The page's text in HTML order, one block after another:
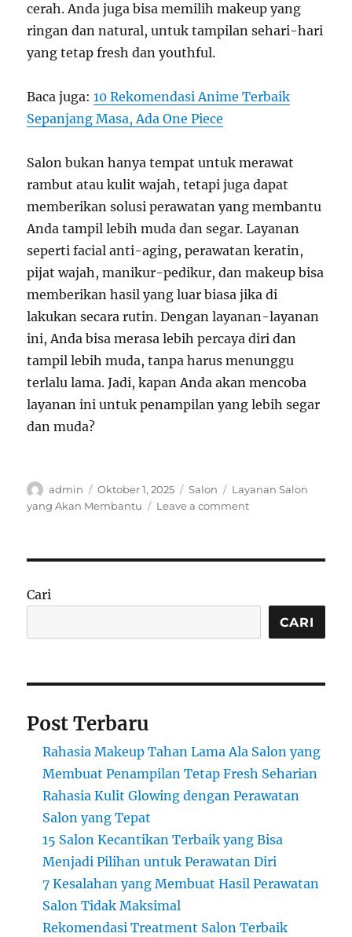
cerah. Anda juga bisa memilih makeup yang
ringan dan natural, untuk tampilan sehari-hari
yang tetap fresh dan youthful.
Baca juga:10 Rekomendasi Anime Terbaik
Sepanjang Masa, Ada One Piece
Salon bukan hanya tempat untuk merawat
rambut atau kulit wajah, tetapi juga dapat
memberikan solusi perawatan yang membantu
Anda tampil lebih muda dan segar. Layanan
seperti facial anti-aging, perawatan keratin,
pijat wajah, manikur-pedikur, dan makeup bisa
memberikan hasil yang luar biasa jika di
lakukan secara rutin. Dengan layanan-layanan
ini, Anda bisa merasa lebih percaya diri dan
tampil lebih muda, tanpa harus menunggu
terlalu lama. Jadi, kapan Anda akan mencoba
layanan ini untuk penampilan yang lebih segar
dan muda?
Author
admin
Posted
on
Oktober 1, 2025 Categories
Salon Tags
Layanan Salon
yang Akan Membantu
Leave a commenton
Membantu
Tampil
Cari
CARI
Post Terbaru
Rahasia Makeup Tahan Lama Ala Salon yang
Membuat Penampilan Tetap Fresh Seharian
Rahasia Kulit Glowing dengan Perawatan
Salon yang Tepat
15 Salon Kecantikan Terbaik yang Bisa
Menjadi Pilihan untuk Perawatan Diri
7 Kesalahan yang Membuat Hasil Perawatan
Salon Tidak Maksimal
Rekomendasi Treatment Salon Terbaik